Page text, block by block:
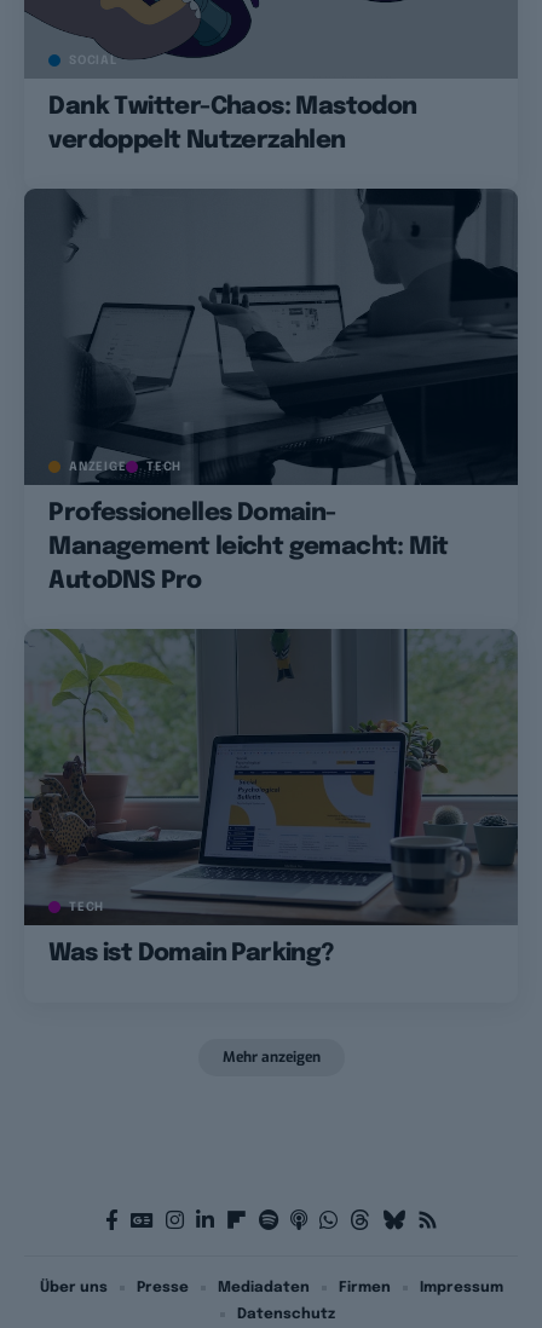
SOCIAL
Dank Twitter-Chaos: Mastodon
verdoppelt Nutzerzahlen
ANZEIGE TECH
Professionelles Domain-
Management leicht gemacht: Mit
AutoDNS Pro
TECH
Was ist Domain Parking?
Mehr anzeigen
Über uns Presse Mediadaten Firmen
Impressum
Datenschutz